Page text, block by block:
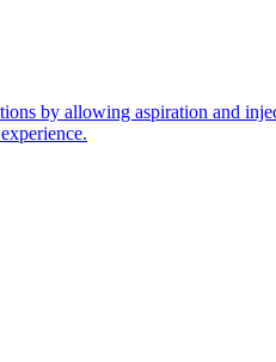
by allowing aspiration and